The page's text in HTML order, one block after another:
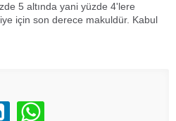
5 altında yani yüzde 4'lere
için son derece makuldür. Kabul